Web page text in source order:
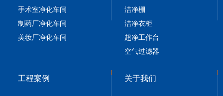
手术室净化车间
制药厂净化车间
美妆厂净化车间
洁净棚
洁净衣柜
超净工作台
空气过滤器
工程案例 关于我们